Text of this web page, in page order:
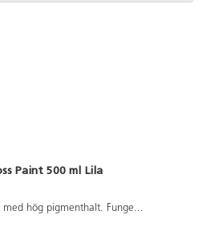
Paint 500 ml Lila
hög pigmenthalt. Funge...